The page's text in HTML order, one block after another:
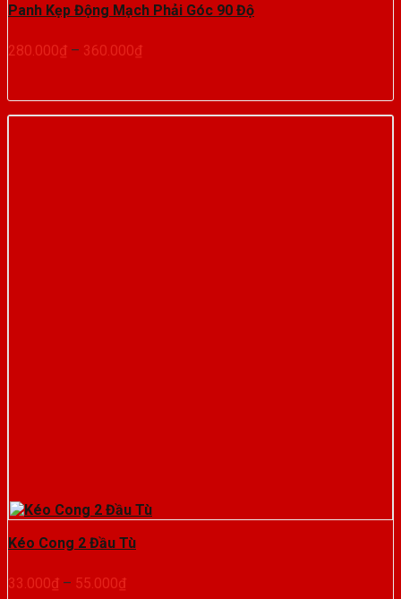
Panh Kẹp Động Mạch Phải Góc 90 Độ
280.000₫ – 360.000₫Khoảng
280.000₫
đến
Kéo Cong 2 Đầu Tù
33.000₫ – 55.000₫Khoảng